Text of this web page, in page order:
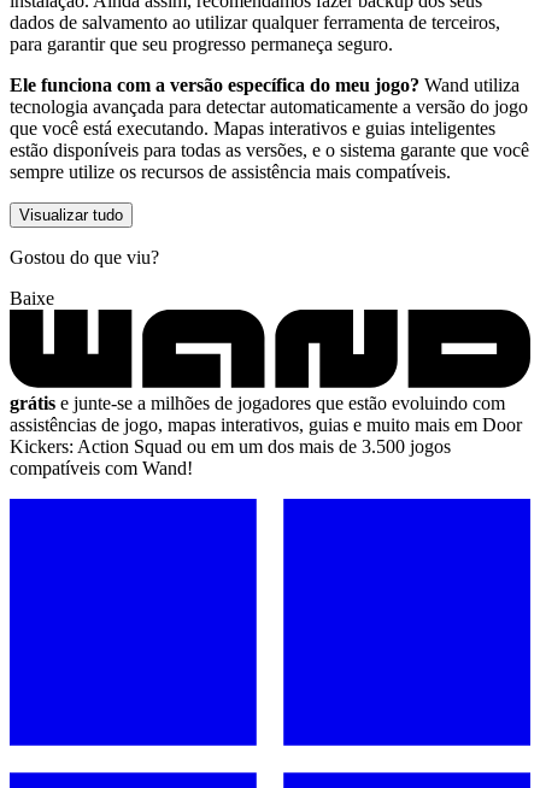
dados de salvamento ao utilizar qualquer ferramenta de terceiros,
para garantir que seu progresso permaneça seguro.
Ele funciona com a versão específica do meu jogo? Wand utiliza
tecnologia avançada para detectar automaticamente a versão do jogo
que você está executando. Mapas interativos e guias inteligentes
estão disponíveis para todas as versões, e o sistema garante que você
sempre utilize os recursos de assistência mais compatíveis.
Visualizar tudo
Gostou do que viu?
Baixe
grátis e junte-se a milhões de jogadores que estão evoluindo com
assistências de jogo, mapas interativos, guias e muito mais em Door
Kickers: Action Squad ou em um dos mais de 3.500 jogos
compatíveis com Wand!